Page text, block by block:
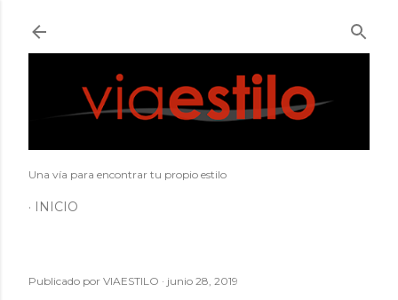
Una vía para encontrar tu propio estilo
INICIO
Publicado por VIAESTILO junio 28, 2019